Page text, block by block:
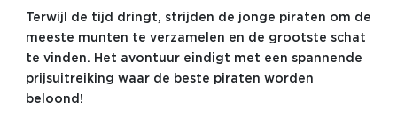
Terwijl de tijd dringt, strijden de jonge piraten om de
meeste munten te verzamelen en de grootste schat
te vinden. Het avontuur eindigt met een spannende
prijsuitreiking waar de beste piraten worden
beloond!